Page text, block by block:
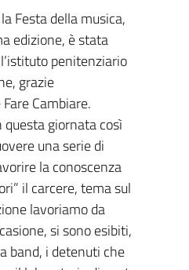
Festa della musica,
edizione, è stata
penitenziario
grazie
Cambiare.
questa giornata così
una serie di
la conoscenza
il carcere, tema sul
lavoriamo da
si sono esibiti,
band, i detenuti che